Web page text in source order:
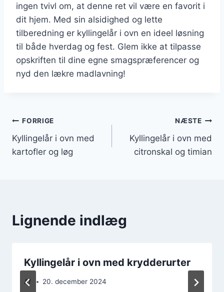
ingen tvivl om, at denne ret vil være en favorit i
dit hjem. Med sin alsidighed og lette
tilberedning er kyllingelår i ovn en ideel løsning
til både hverdag og fest. Glem ikke at tilpasse
opskriften til dine egne smagspræferencer og
nyd den lækre madlavning!
Indlægsnavigation
FORRIGE
Kyllingelår i ovn med
kartofler og løg
NÆSTE
Kyllingelår i ovn med
citronskal og timian
Lignende indlæg
Kyllingelår i ovn med krydderurter
Af 20. december 2024